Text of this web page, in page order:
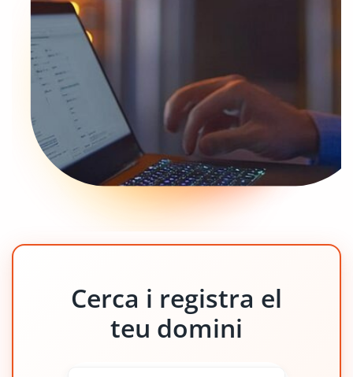
Cerca i registra el
teu domini